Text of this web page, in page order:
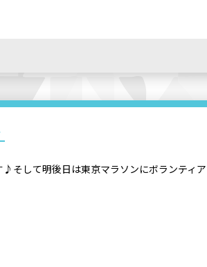
♪そして明後日は東京マラソンにボランテ